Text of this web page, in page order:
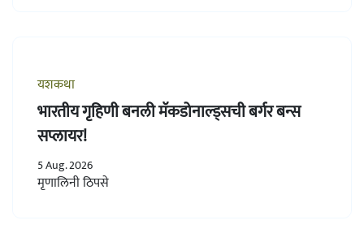
यशकथा
भारतीय गृहिणी बनली मॅकडोनाल्ड्सची बर्गर बन्स
सप्लायर!
5 Aug. 2026
मृणालिनी ठिपसे